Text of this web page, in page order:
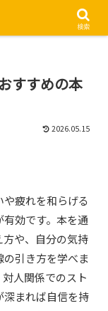
すすめの本
2026.05.15
疲れを和らげる
効です。本を通
方や、自分の気持
引き方を学べま
人関係でのスト
深まれば自信を持
検索